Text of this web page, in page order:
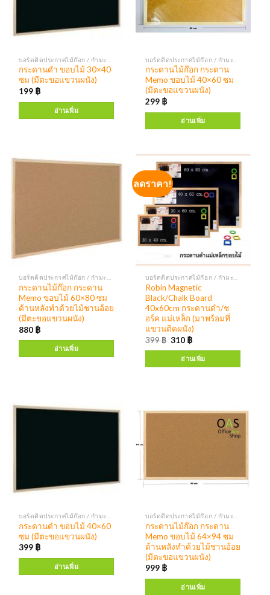
ลดราคา!
บอร์ดติดประกาศไม้ก๊อก / กำมะหยี่ กระดานแบล็คบอร์ด บอร์ดติดประกาศตู้กระจก
Robin Magnetic
Black/Chalk Board
40x60cm กระดานดำ/ช
อร์ค แม่เหล็ก (มาพร้อมที่
แขวนติดผนัง)
399฿ 310 ฿
อ่านเพิ่ม
กระดานดำ ขอบไม้ 30×40
ซม (มีตะขอแขวนผนัง)
199 ฿
อ่านเพิ่ม
กระดานดำ ขอบไม้ 40×60
ซม (มีตะขอแขวนผนัง)
399 ฿
อ่านเพิ่ม
กระดานไม้ก๊อก กระดาน
Memo ขอบไม้ 40×60 ซม
(มีตะขอแขวนผนัง)
299 ฿
อ่านเพิ่ม
บอร์ดติดประกาศไม้ก๊อก / กำมะหยี่ กระดานแบล็คบอร์ด บอร์ดติดประกาศตู้กระจก
กระดานไม้ก๊อก กระดาน
Memo ขอบไม้ 60×80 ซม
ด้านหลังทำด้วยไม้ชานอ้อย
(มีตะขอแขวนผนัง)
880 ฿
อ่านเพิ่ม
กระดานไม้ก๊อก กระดาน
Memo ขอบไม้ 64×94 ซม
ด้านหลังทำด้วยไม้ชานอ้อย
(มีตะขอแขวนผนัง)
999 ฿
อ่านเพิ่ม